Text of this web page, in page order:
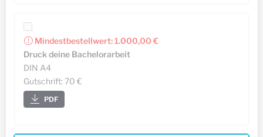
Mindestbestellwert:1.000,00 €
Druck deine Bachelorarbeit
DIN A4
Gutschrift: 70 €
PDF